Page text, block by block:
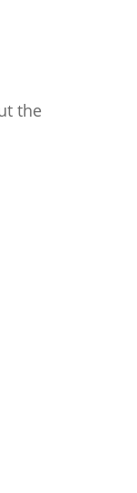
the